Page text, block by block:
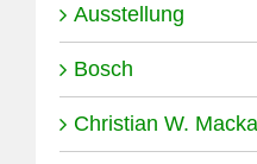
Ausstellung
Bosch
Christian W.